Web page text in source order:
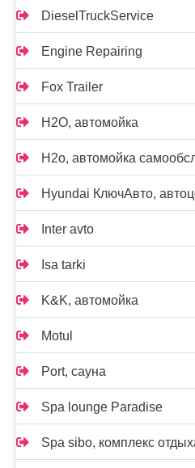
DieselTruckService
Engine Repairing
Fox Trailer
H2O, автомойка
H2o, автомойка
Hyundai КлючАвто,
Inter avto
Isa tarki
K&K, автомойка
Motul
Port, сауна
Spa lounge Paradise
Spa sibo, комплекс